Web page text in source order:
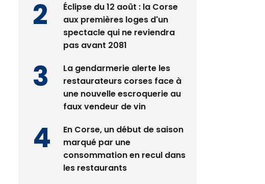
Éclipse du 12 août : la Corse
aux premières loges d'un
spectacle qui ne reviendra
pas avant 2081
La gendarmerie alerte les
restaurateurs corses face à
une nouvelle escroquerie au
faux vendeur de vin
En Corse, un début de saison
marqué par une
consommation en recul dans
les restaurants